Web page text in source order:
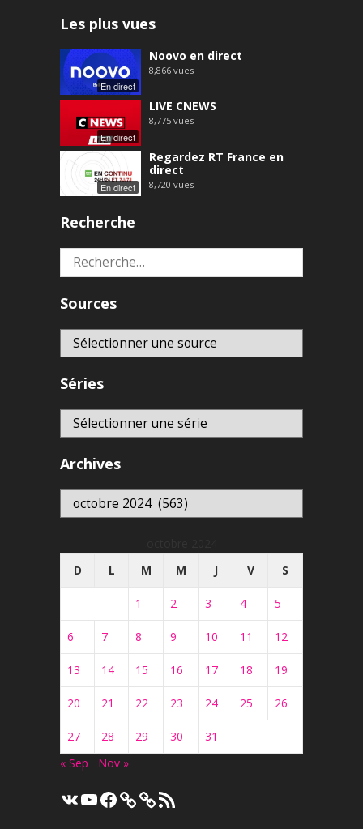
Les plus vues
En direct
Noovo en direct
8,866 vues
En direct
LIVE CNEWS
8,775 vues
En direct
Regardez RT France en
direct
8,720 vues
Recherche
Rechercher :
Sources
Séries
Archives
Archives
D
L M M J V S
1 2 3 4 5
6 7 8 9 10 11 12
13 14 15 16 17 18 19
20 21 22 23 24 25 26
27 28 29 30
31
« Sep
Nov »
VK YouTube
Facebook Flux
RSS